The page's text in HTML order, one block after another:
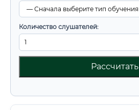
Количество слушателей:
Рассчитать